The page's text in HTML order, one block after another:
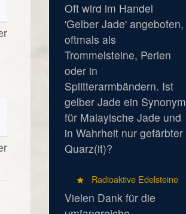
Oft wird im Handel
'Gelber Jade' angeboten,
oftmals als
Trommelsteine, Perlen
oder in
Splitterarmbändern. Ist
gelber Jade ein Synonym
für Malayische Jade und
in Wahrheit nur gefärbter
Quarz(it)?
Radioaktive Edelsteine
Vielen Dank für die